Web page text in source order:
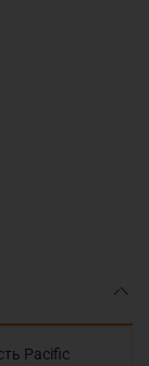
Pacific